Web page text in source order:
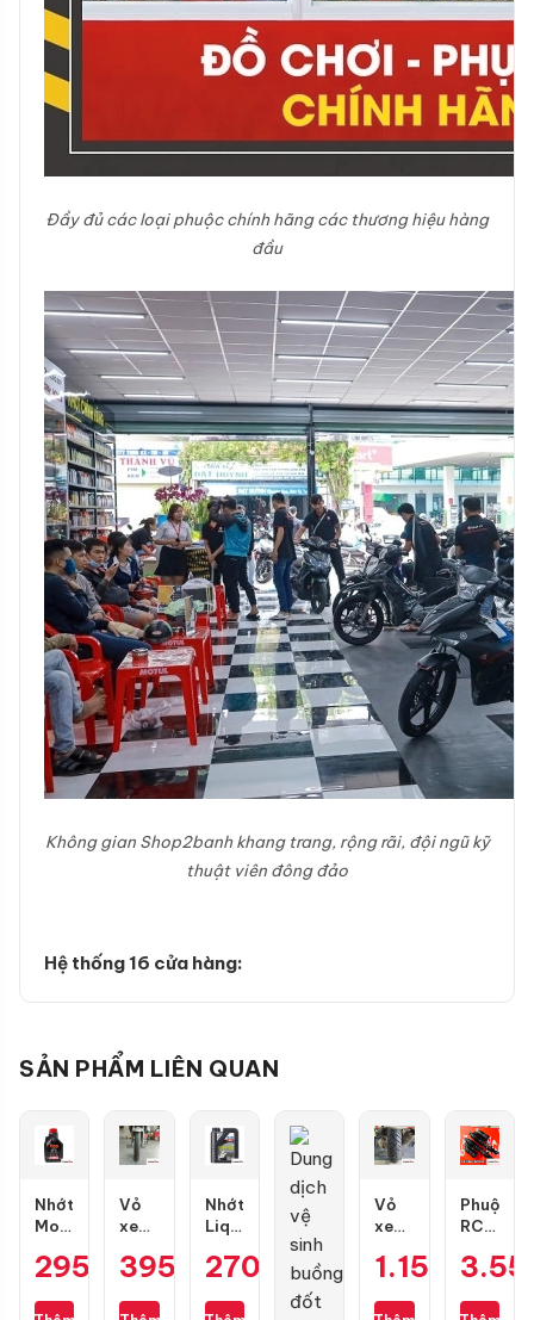
Đầy đủ các loại phuộc chính hãng các thương hiệu hàng
đầu
Không gian Shop2banh khang trang, rộng rãi, đội ngũ kỹ
thuật viên đông đảo
Hệ thống 16 cửa hàng:
SẢN PHẨM LIÊN QUAN
Nhớt
Motul
10W50
1L
295.000₫
Vỏ
xe
70/90-
gai
395.000₫
Nhớt
Liqui
Motorbike
10W40
270.000₫
Vỏ
xe
Scoot
130/70-
1.154.000
Phuộc
RCB
S
Air